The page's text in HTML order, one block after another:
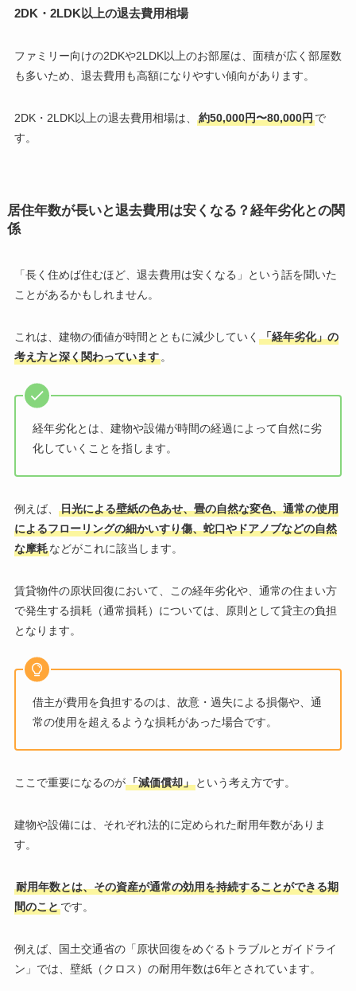
2DK・2LDK以上の退去費用相場
ファミリー向けの2DKや2LDK以上のお部屋は、面積が広く部屋数
も多いため、退去費用も高額になりやすい傾向があります。
2DK・2LDK以上の退去費用相場は、 約50,000円〜80,000円で
す。
居住年数が長いと退去費用は安くなる？経年劣化との関
係
「長く住めば住むほど、退去費用は安くなる」という話を聞いた
ことがあるかもしれません。
これは、建物の価値が時間とともに減少していく 「経年劣化」の
考え方と深く関わっています。
経年劣化とは、建物や設備が時間の経過によって自然に劣
化していくことを指します。
例えば、
日光による壁紙の色あせ、畳の自然な変色、通常の使用
によるフローリングの細かいすり傷、蛇口やドアノブなどの自然
な摩耗などがこれに該当します。
賃貸物件の原状回復において、この経年劣化や、通常の住まい方
で発生する損耗（通常損耗）については、原則として貸主の負担
となります。
借主が費用を負担するのは、故意・過失による損傷や、通
常の使用を超えるような損耗があった場合です。
ここで重要になるのが「減価償却」という考え方です。
建物や設備には、それぞれ法的に定められた耐用年数がありま
す。
耐用年数とは、その資産が通常の効用を持続することができる期
間のことです。
例えば、国土交通省の「原状回復をめぐるトラブルとガイドライ
ン」では、壁紙（クロス）の耐用年数は6年とされています。